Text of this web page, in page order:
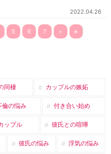
2022.04.26
5 6 7 › »
同棲 カップルの嫉妬
倫の悩み 付き合い始め
ップル 彼氏との喧嘩
彼氏の悩み 浮気の悩み